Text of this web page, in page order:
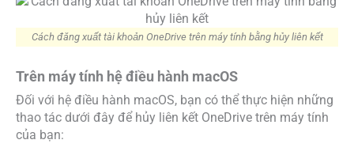
Cách đăng xuất tài khoản OneDrive trên máy tính bằng hủy liên kết
Trên máy tính hệ điều hành macOS
Đối với hệ điều hành macOS, bạn có thể thực hiện những
thao tác dưới đây để hủy liên kết OneDrive trên máy tính
của bạn: